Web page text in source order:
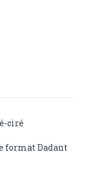
ciré
format Dadant